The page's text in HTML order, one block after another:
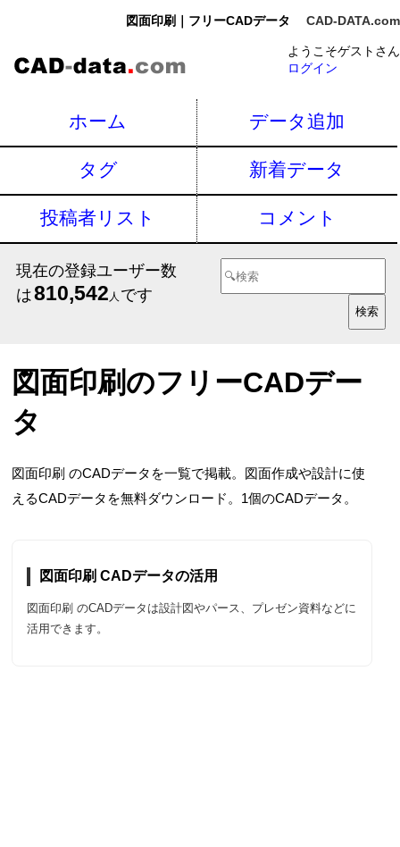
図面印刷｜フリーCADデータ CAD-DATA.com
ようこそゲストさん
ログイン
ホーム データ追加
タグ 新着データ
投稿者リスト コメント
現在の登録ユーザー数
は810,542 人 です
図面印刷のフリーCADデー
タ
図面印刷 のCADデータを一覧で掲載。図面作成や設計に使
えるCADデータを無料ダウンロード。1個のCADデータ。
図面印刷 CADデータの活用
図面印刷 のCADデータは設計図やパース、プレゼン資料などに
活用できます。